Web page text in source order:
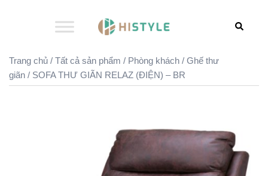
Search
Trang chủ / Tất cả sản phẩm / Phòng khách / Ghế thư
giãn / SOFA THƯ GIÃN RELAZ (ĐIỆN) – BR